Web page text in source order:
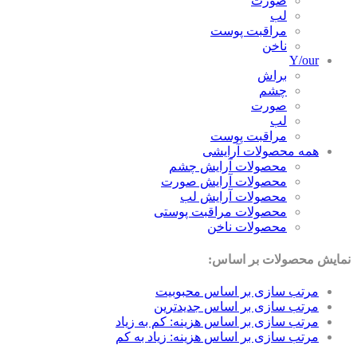
لب
مراقبت پوست
ناخن
Y/our
براش
چشم
صورت
لب
مراقبت پوست
همه محصولات آرایشی
محصولات آرایش چشم
محصولات آرایش صورت
محصولات آرایش لب
محصولات مراقبت پوستی
محصولات ناخن
محصولات بر اساس:
مرتب سازی بر اساس محبوبیت
مرتب سازی بر اساس جدیدترین
مرتب سازی بر اساس هزینه: کم به زیاد
مرتب سازی بر اساس هزینه: زیاد به کم